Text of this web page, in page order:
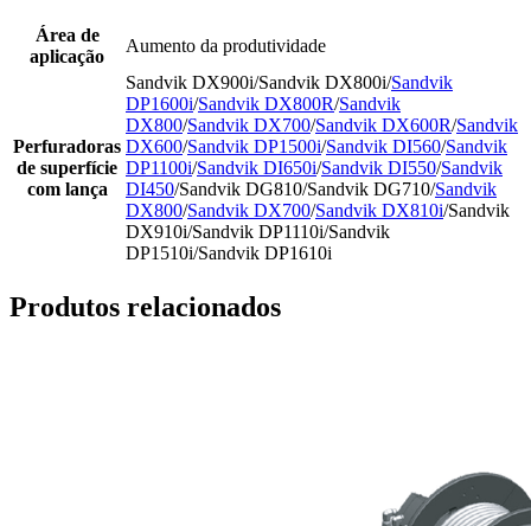
Área de
aplicação
Aumento da produtividade
Perfuradoras
de superfície
com lança
Sandvik DX900i/Sandvik DX800i/Sandvik
DP1600i/Sandvik DX800R/Sandvik
DX800/Sandvik DX700/Sandvik DX600R/Sandvik
DX600/Sandvik DP1500i/Sandvik DI560/Sandvik
DP1100i/Sandvik DI650i/Sandvik DI550/Sandvik
DI450/Sandvik DG810/Sandvik DG710/Sandvik
DX800/Sandvik DX700/Sandvik DX810i/Sandvik
DX910i/Sandvik DP1110i/Sandvik
DP1510i/Sandvik DP1610i
Produtos relacionados